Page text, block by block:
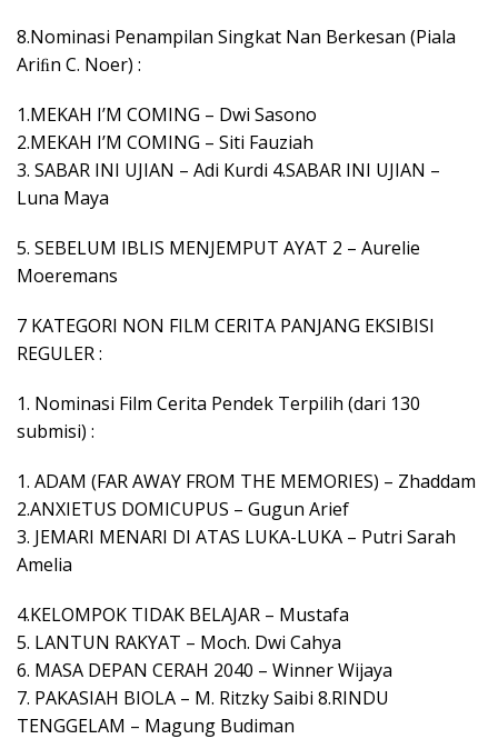
8.Nominasi Penampilan Singkat Nan Berkesan (Piala
Ariﬁn C. Noer) :
1.MEKAH I’M COMING – Dwi Sasono
2.MEKAH I’M COMING – Siti Fauziah
3. SABAR INI UJIAN – Adi Kurdi 4.SABAR INI UJIAN –
Luna Maya
5. SEBELUM IBLIS MENJEMPUT AYAT 2 – Aurelie
Moeremans
7 KATEGORI NON FILM CERITA PANJANG EKSIBISI
REGULER :
1. Nominasi Film Cerita Pendek Terpilih (dari 130
submisi) :
1. ADAM (FAR AWAY FROM THE MEMORIES) – Zhaddam
2.ANXIETUS DOMICUPUS – Gugun Arief
3. JEMARI MENARI DI ATAS LUKA-LUKA – Putri Sarah
Amelia
4.KELOMPOK TIDAK BELAJAR – Mustafa
5. LANTUN RAKYAT – Moch. Dwi Cahya
6. MASA DEPAN CERAH 2040 – Winner Wijaya
7. PAKASIAH BIOLA – M. Ritzky Saibi 8.RINDU
TENGGELAM – Magung Budiman